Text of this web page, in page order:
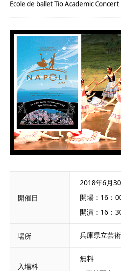
Ecole de ballet Tio Academic
開催日
2018年6月
開場：16：
開演：16：
場所 兵庫県立芸
入場料
無料